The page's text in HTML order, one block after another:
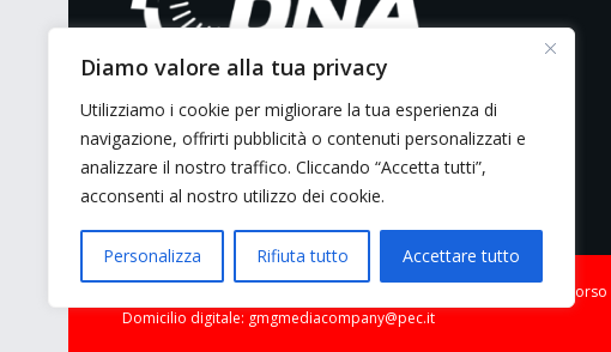
Diamo valore alla tua privacy
Utilizziamo i cookie per migliorare la tua esperienza di
navigazione, offrirti pubblicità o contenuti personalizzati e
analizzare il nostro traffico. Cliccando “Accetta tutti”,
acconsenti al nostro utilizzo dei cookie.
Personalizza Rifiuta tutto Accettare tutto
E’ un portale di news ai sensi del D.L.
7/5/2001 n. 62
© 2026 GMG Media Company Di Mossutti Gianluca | Sede legale:
Domicilio digitale: gmgmediacompany@pec.it